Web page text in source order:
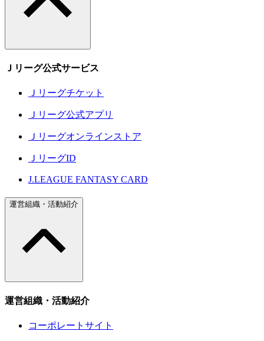
Ｊリーグ公式サービス
Ｊリーグチケット
Ｊリーグ公式アプリ
Ｊリーグオンラインストア
ＪリーグID
J.LEAGUE FANTASY CARD
運営組織・活動紹介
運営組織・活動紹介
コーポレートサイト